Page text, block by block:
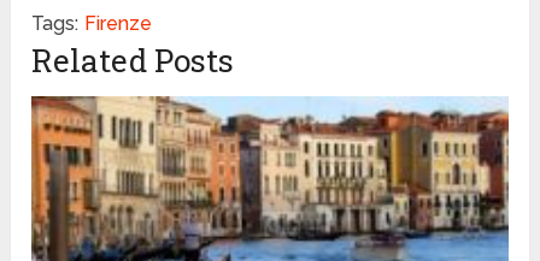
Tags: Firenze
Related Posts